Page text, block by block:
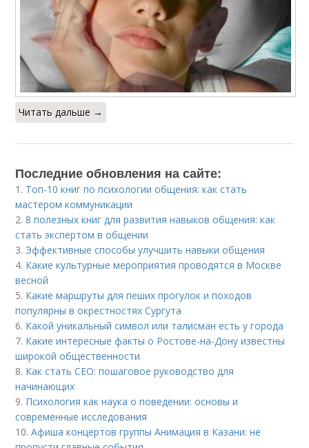
Читать дальше →
Последние обновления на сайте:
1. Топ-10 книг по психологии общения: как стать
мастером коммуникации
2.8 полезных книг для развития навыков общения: как
стать экспертом в общении
3. Эффективные способы улучшить навыки общения
4. Какие культурные мероприятия проводятся в Москве
весной
5. Какие маршруты для пеших прогулок и походов
популярны в окрестностях Сургута
6. Какой уникальный символ или талисман есть у города
7. Какие интересные факты о Ростове-на-Дону известны
широкой общественности
8. Как стать CEO: пошаговое руководство для
начинающих
9. Психология как наука о поведении: основы и
современные исследования
10.Афиша концертов группы Анимация в Казани: не